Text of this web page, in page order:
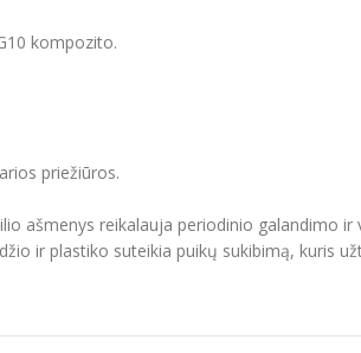
kompozito.
priežiūros.
ašmenys reikalauja periodinio galandimo
ir plastiko suteikia puikų sukibimą, kuris